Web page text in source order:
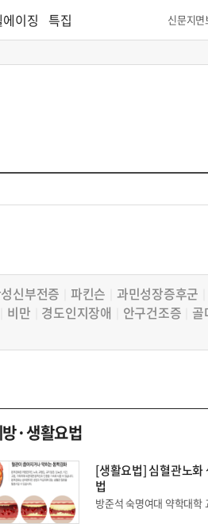
이징 특집 신문지면
신부전증 파킨슨 과민성장증후군
비만 경도인지장애 안구건조증 골
·생활요법
[생활요법] 심혈관노화
법
방준석 숙명여대 약학대학